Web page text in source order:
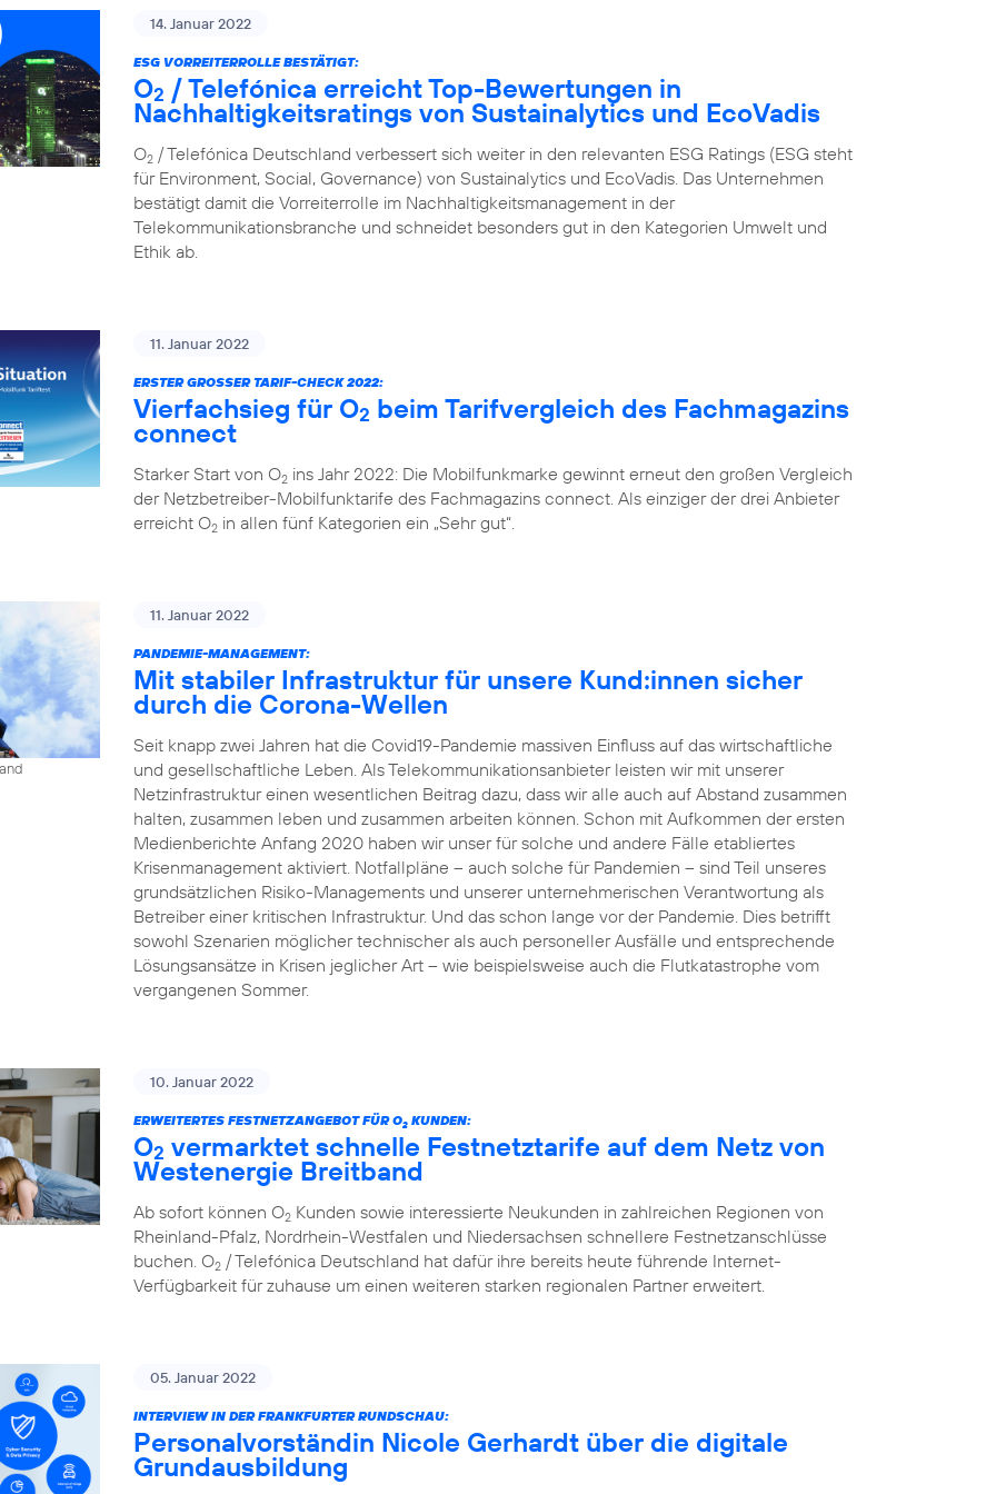
14. Januar 2022
ESG VORREITERROLLE BESTÄTIGT:
O2 / Telefónica erreicht Top-Bewertungen in
Nachhaltigkeitsratings von Sustainalytics und EcoVadis
O2 / Telefónica Deutschland verbessert sich weiter in den relevanten ESG Ratings (ESG steht
für Environment, Social, Governance) von Sustainalytics und EcoVadis. Das Unternehmen
bestätigt damit die Vorreiterrolle im Nachhaltigkeitsmanagement in der
Telekommunikationsbranche und schneidet besonders gut in den Kategorien Umwelt und
Ethik ab.
11. Januar 2022
ERSTER GROSSER TARIF-CHECK 2022:
Vierfachsieg für O2 beim Tarifvergleich des Fachmagazins
connect
Starker Start von O2 ins Jahr 2022: Die Mobilfunkmarke gewinnt erneut den großen Vergleich
der Netzbetreiber-Mobilfunktarife des Fachmagazins connect. Als einziger der drei Anbieter
erreicht O2 in allen fünf Kategorien ein „Sehr gut“.
11. Januar 2022
PANDEMIE-MANAGEMENT:
Mit stabiler Infrastruktur für unsere Kund:innen sicher
durch die Corona-Wellen
Seit knapp zwei Jahren hat die Covid19-Pandemie massiven Einfluss auf das wirtschaftliche
und gesellschaftliche Leben. Als Telekommunikationsanbieter leisten wir mit unserer
Netzinfrastruktur einen wesentlichen Beitrag dazu, dass wir alle auch auf Abstand zusammen
halten, zusammen leben und zusammen arbeiten können. Schon mit Aufkommen der ersten
Medienberichte Anfang 2020 haben wir unser für solche und andere Fälle etabliertes
Krisenmanagement aktiviert. Notfallpläne – auch solche für Pandemien – sind Teil unseres
grundsätzlichen Risiko-Managements und unserer unternehmerischen Verantwortung als
Betreiber einer kritischen Infrastruktur. Und das schon lange vor der Pandemie. Dies betrifft
sowohl Szenarien möglicher technischer als auch personeller Ausfälle und entsprechende
Lösungsansätze in Krisen jeglicher Art – wie beispielsweise auch die Flutkatastrophe vom
vergangenen Sommer.
10. Januar 2022
ERWEITERTES FESTNETZANGEBOT FÜR O2 KUNDEN:
O2 vermarktet schnelle Festnetztarife auf dem Netz von
Westenergie Breitband
Ab sofort können O2 Kunden sowie interessierte Neukunden in zahlreichen Regionen von
Rheinland-Pfalz, Nordrhein-Westfalen und Niedersachsen schnellere Festnetzanschlüsse
buchen. O2 / Telefónica Deutschland hat dafür ihre bereits heute führende Internet-
Verfügbarkeit für zuhause um einen weiteren starken regionalen Partner erweitert.
05. Januar 2022
INTERVIEW IN DER FRANKFURTER RUNDSCHAU:
Personalvorständin Nicole Gerhardt über die digitale
Grundausbildung